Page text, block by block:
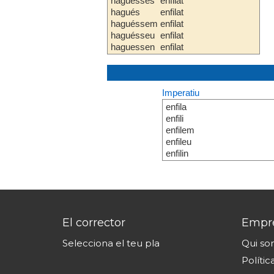
hagués
haguéssem
haguésseu
haguessen
enfilat
enfilat
enfilat
enfilat
Imperatiu
enfila
enfili
enfilem
enfileu
enfilin
El corrector
Selecciona el teu pla
Qui